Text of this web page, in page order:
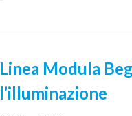
Linea Modula
l’illuminazione